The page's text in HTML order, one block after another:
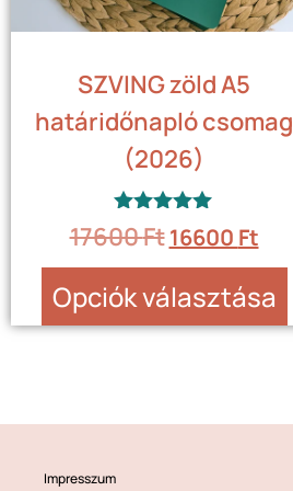
SZVING zöld A5
határidőnapló csomag
(2026)
Értékelés:
5.00
/ 5
17600Ft 16600 Ft
Opciók választása
Impresszum